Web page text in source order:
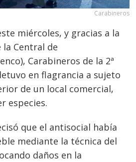
Carabineros
miércoles, y gracias a la
Central de
Carabineros de la 2ª
en flagrancia a sujeto
de un local comercial,
especies.
que el antisocial había
mediante la técnica del
daños en la